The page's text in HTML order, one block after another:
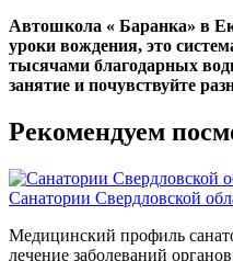
Автошкола « Баранка» в
уроки вождения, это
тысячами благодарных
занятие и почувствуйте
Рекомендуем
Санатории Свердловской
Медицинский профиль
лечение заболеваний